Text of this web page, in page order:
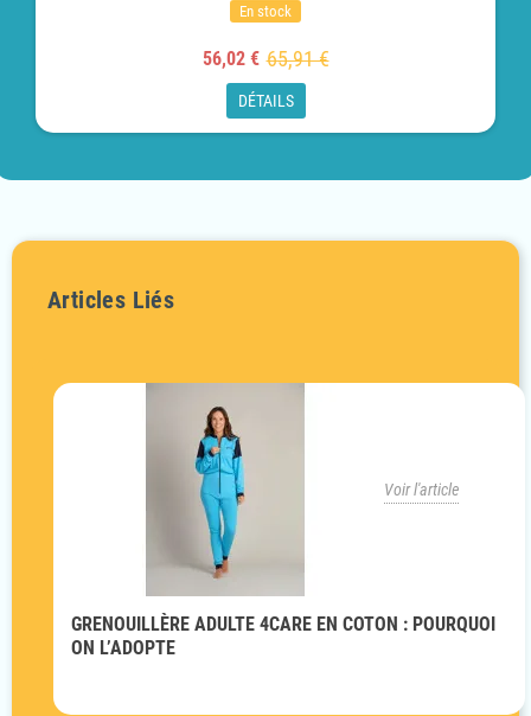
En stock
56,02 € 65,91 €
DÉTAILS
Articles Liés
GRENOUILLÈRE ADULTE 4CARE EN COTON : POURQUOI
ON L’ADOPTE
Voir l'article